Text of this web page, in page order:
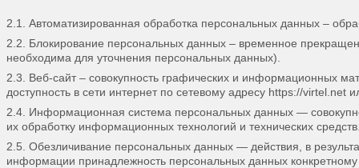
2.1. Автоматизированная обработка персональных данных –
2.2. Блокирование персональных данных – временное
необходима для уточнения персональных данных).
2.3. Веб-сайт – совокупность графических и информационных
доступность в сети интернет по сетевому адресу https://
2.4. Информационная система персональных данных —
их обработку информационных технологий и технических
2.5. Обезличивание персональных данных — действия, в
информации принадлежность персональных данных